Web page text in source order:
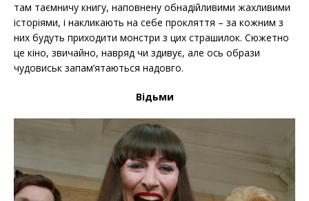
там таємничу книгу, наповнену обнадійливими жахливими
історіями, і накликають на себе прокляття – за кожним з
них будуть приходити монстри з цих страшилок. Сюжетно
це кіно, звичайно, навряд чи здивує, але ось образи
чудовиськ запам’ятаються надовго.
Відьми